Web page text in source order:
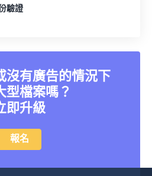
驗證
沒有廣告的情況下
型檔案嗎？
即升級
報名